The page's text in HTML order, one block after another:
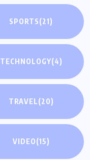
SPORTS(21)
TECHNOLOGY(4)
TRAVEL(20)
VIDEO(15)